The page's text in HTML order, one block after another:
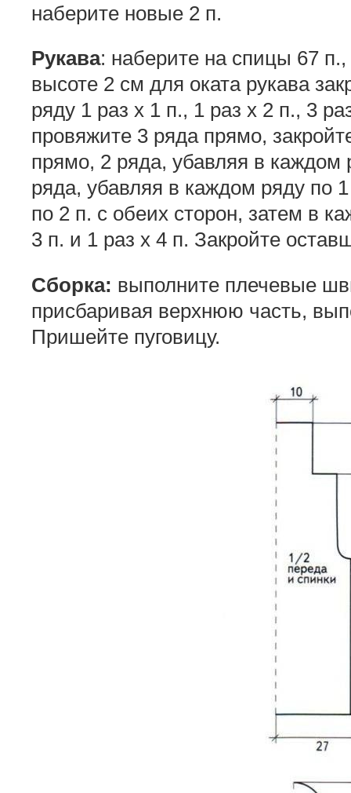
наберите новые 2 п.
Рукава: наберите на спицы 67
высоте 2 см для оката рукава
ряду 1 раз х 1 п., 1 раз х 2 п., 3
провяжите 3 ряда прямо,
прямо, 2 ряда, убавляя в каждом
ряда, убавляя в каждом ряду по
по 2 п. с обеих сторон, затем в
3 п. и 1 раз х 4 п. Закройте
Сборка: выполните плечевые
присбаривая верхнюю часть,
Пришейте пуговицу.